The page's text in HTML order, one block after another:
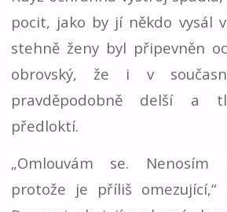
pocit, jako by jí někdo vysál
stehně ženy byl připevněn
obrovský, že i v
pravděpodobně delší a
předloktí.
„Omlouvám se. Nenosím
protože je příliš omezující,“